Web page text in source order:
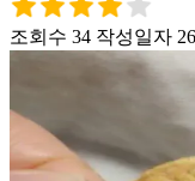
조회수 34 작성일자